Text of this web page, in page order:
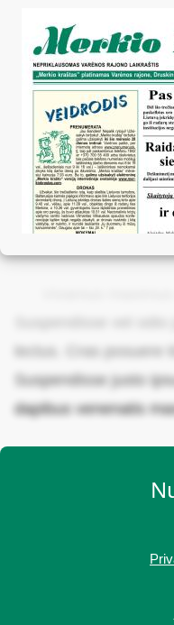
lectus. Cras posuere
Suspendisse justo
dapibus venenatis